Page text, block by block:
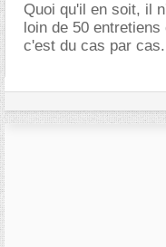
Quoi qu'il en soit, il
loin de 50
c'est du cas par cas.